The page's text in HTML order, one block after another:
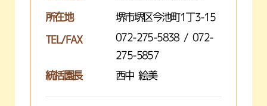
所在地 堺市堺区今池町1丁3-15
TEL/FAX
072-275-5838 / 072-
275-5857
統括園長
西中 絵美